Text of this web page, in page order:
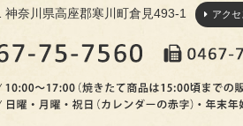
神奈川県高座郡寒川町倉見493-1 アクセ